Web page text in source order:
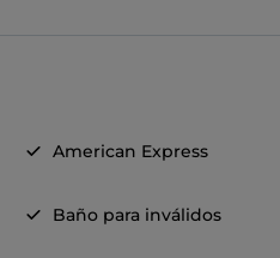
American Express
Baño para inválidos